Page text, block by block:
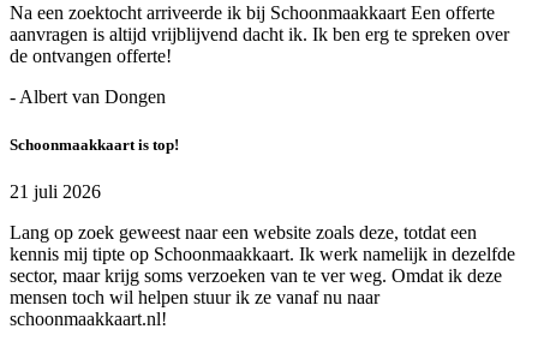
Na een zoektocht arriveerde ik bij Schoonmaakkaart Een offerte
aanvragen is altijd vrijblijvend dacht ik. Ik ben erg te spreken over
de ontvangen offerte!
- Albert van Dongen
Schoonmaakkaart is top!
21 juli 2026
Lang op zoek geweest naar een website zoals deze, totdat een
kennis mij tipte op Schoonmaakkaart. Ik werk namelijk in dezelfde
sector, maar krijg soms verzoeken van te ver weg. Omdat ik deze
mensen toch wil helpen stuur ik ze vanaf nu naar
schoonmaakkaart.nl!